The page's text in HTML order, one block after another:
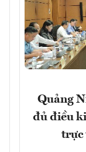
Quảng
đủ điều
trực